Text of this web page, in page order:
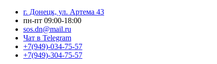
Перейти
содержимому
г. Донецк, ул. Артема 43
пн-пт 09:00-18:00
sos.dn@mail.ru
Чат в Telegram
+7(949)-034-75-57
+7(949)-304-75-57